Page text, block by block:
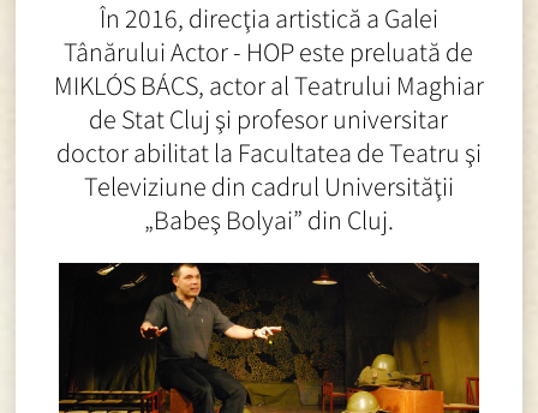
În 2016, direcţia artistică a Galei
Tânărului Actor - HOP este preluată de
MIKLÓS BÁCS, actor al Teatrului Maghiar
de Stat Cluj şi profesor universitar
doctor abilitat la Facultatea de Teatru şi
Televiziune din cadrul Universităţii
„Babeş Bolyai” din Cluj.